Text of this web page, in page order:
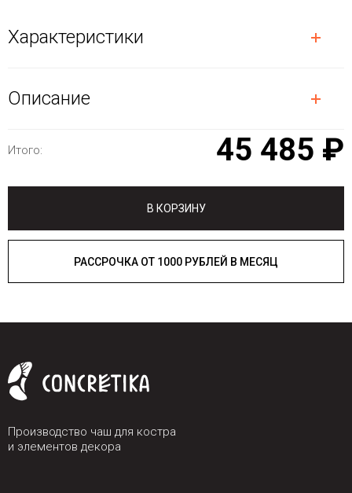
Характеристики
Описание
Итого: 45 485 ₽
В КОРЗИНУ
РАССРОЧКА ОТ 1000 РУБЛЕЙ В МЕСЯЦ
Производство чаш для костра
и элементов декора